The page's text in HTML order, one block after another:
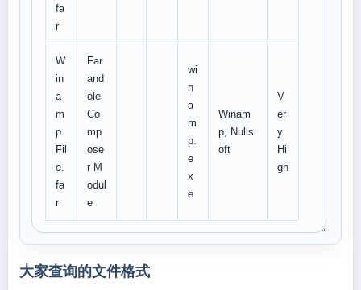
fa
r
W
in
a
m
p.
Fil
e.
fa
r
Far
and
ole
Co
mp
ose
r M
odul
e
wi
n
a
m
p.
e
x
e
Winam
p, Nulls
oft
V
er
y
Hi
gh
大家查询的文件格式